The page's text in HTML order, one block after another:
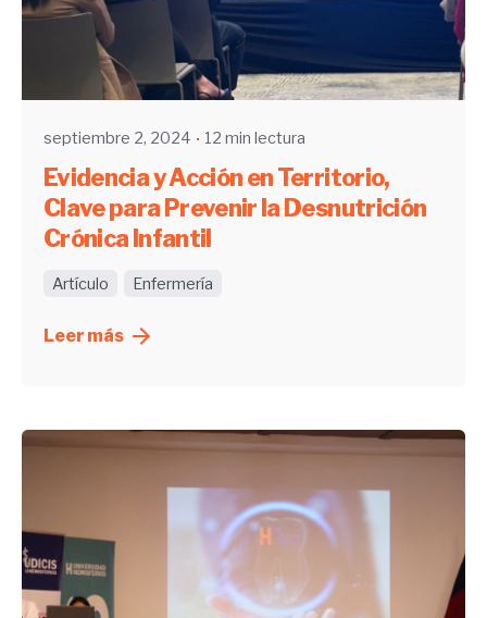
Enviado por
UHE
septiembre 2, 2024 12 min lectura
Evidencia y Acción en Territorio,
Clave para Prevenir la Desnutrición
Crónica Infantil
Artículo Enfermería
Leer más